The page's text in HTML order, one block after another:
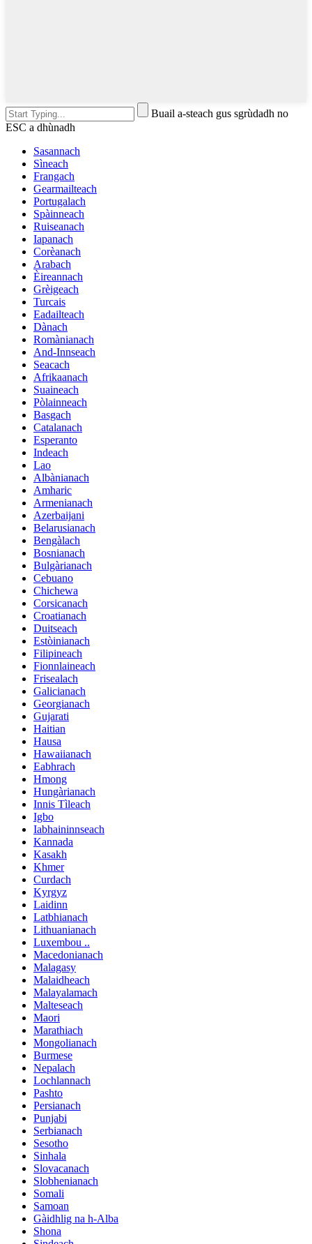
Buail a-steach gus sgrùdadh no
ESC a dhùnadh
Sasannach
Sìneach
Frangach
Gearmailteach
Portugalach
Spàinneach
Ruiseanach
Iapanach
Corèanach
Arabach
Èireannach
Grèigeach
Turcais
Eadailteach
Dànach
Romànianach
And-Innseach
Seacach
Afrikaanach
Suaineach
Pòlainneach
Basgach
Catalanach
Esperanto
Indeach
Lao
Albànianach
Amharic
Armenianach
Azerbaijani
Belarusianach
Bengàlach
Bosnianach
Bulgàrianach
Cebuano
Chichewa
Corsicanach
Croatianach
Duitseach
Estòinianach
Filipineach
Fionnlaineach
Frisealach
Galicianach
Georgianach
Gujarati
Haitian
Hausa
Hawaiianach
Eabhrach
Hmong
Hungàrianach
Innis Tìleach
Igbo
Iabhaininnseach
Kannada
Kasakh
Khmer
Curdach
Kyrgyz
Laidinn
Latbhianach
Lithuanianach
Luxembou ..
Macedonianach
Malagasy
Malaidheach
Malayalamach
Malteseach
Maori
Marathiach
Mongolianach
Burmese
Nepalach
Lochlannach
Pashto
Persianach
Punjabi
Serbianach
Sesotho
Sinhala
Slovacanach
Slobhenianach
Somali
Samoan
Gàidhlig na h-Alba
Shona